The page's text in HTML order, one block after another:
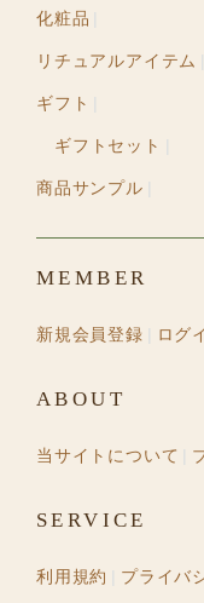
化粧品
リチュアルアイテム
ギフト
ギフトセット
商品サンプル
MEMBER
新規会員登録 ログ
ABOUT
当サイトについて
SERVICE
利用規約 プライバ